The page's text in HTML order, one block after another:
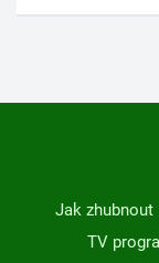
Jak zhubnout
TV